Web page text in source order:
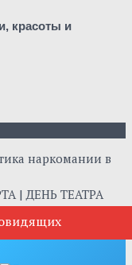
красоты и
наркомании в
| ДЕНЬ ТЕАТРА